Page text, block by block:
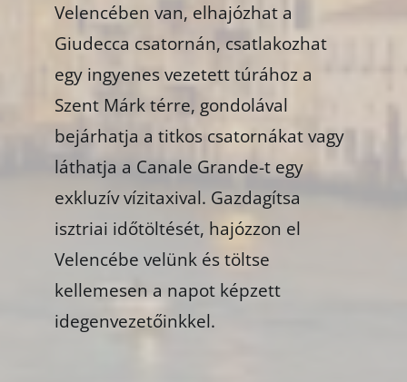
Velencében van, elhajózhat a
Giudecca csatornán, csatlakozhat
egy ingyenes vezetett túrához a
Szent Márk térre, gondolával
bejárhatja a titkos csatornákat vagy
láthatja a Canale Grande-t egy
exkluzív vízitaxival. Gazdagítsa
isztriai időtöltését, hajózzon el
Velencébe velünk és töltse
kellemesen a napot képzett
idegenvezetőinkkel.